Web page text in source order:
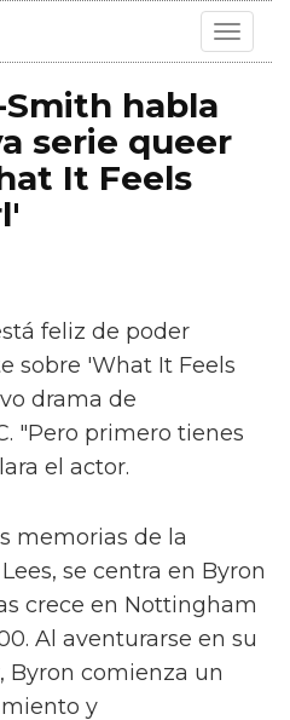
Toggle
habla
serie queer
It Feels